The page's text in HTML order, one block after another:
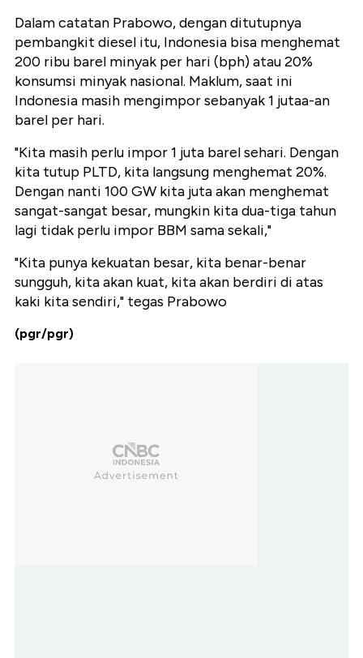
Dalam catatan Prabowo, dengan ditutupnya
pembangkit diesel itu, Indonesia bisa menghemat
200 ribu barel minyak per hari (bph) atau 20%
konsumsi minyak nasional. Maklum, saat ini
Indonesia masih mengimpor sebanyak 1 jutaa-an
barel per hari.
"Kita masih perlu impor 1 juta barel sehari. Dengan
kita tutup PLTD, kita langsung menghemat 20%.
Dengan nanti 100 GW kita juta akan menghemat
sangat-sangat besar, mungkin kita dua-tiga tahun
lagi tidak perlu impor BBM sama sekali,"
"Kita punya kekuatan besar, kita benar-benar
sungguh, kita akan kuat, kita akan berdiri di atas
kaki kita sendiri," tegas Prabowo
(pgr/pgr)